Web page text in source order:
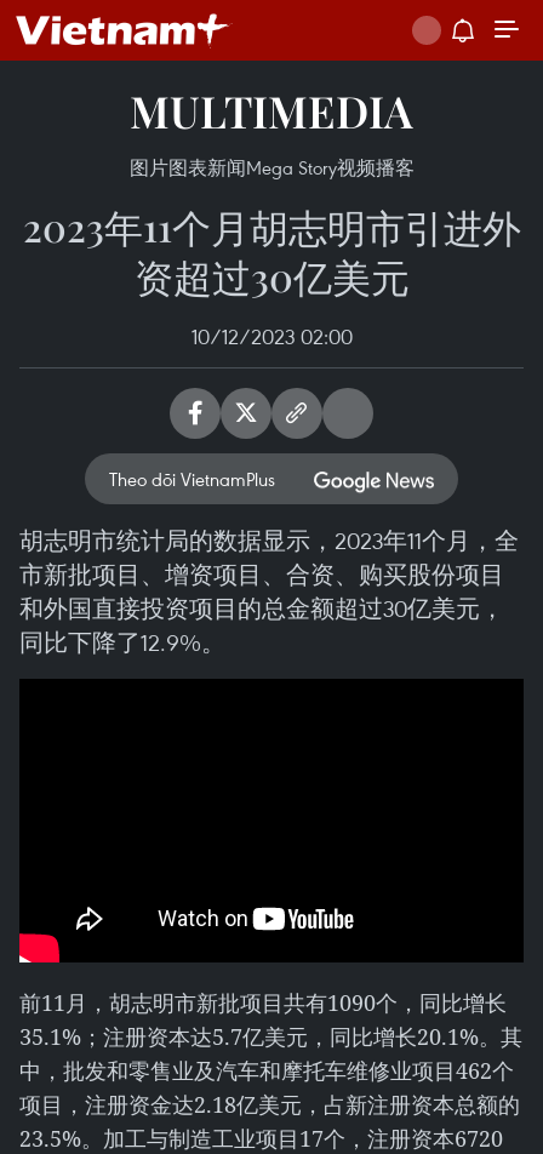
MULTIMEDIA
图片图表新闻Mega Story视频播客
2023年11个月胡志明市引进外
资超过30亿美元
10/12/2023 02:00
Theo dõi VietnamPlus
胡志明市统计局的数据显示，2023年11个月，全
市新批项目、增资项目、合资、购买股份项目
和外国直接投资项目的总金额超过30亿美元，
同比下降了12.9%。
前11月，胡志明市新批项目共有1090个，同比增长
35.1%；注册资本达5.7亿美元，同比增长20.1%。其
中，批发和零售业及汽车和摩托车维修业项目462个
项目，注册资金达2.18亿美元，占新注册资本总额的
23.5%。加工与制造工业项目17个，注册资本6720